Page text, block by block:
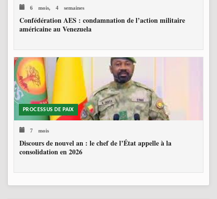
6 mois, 4 semaines
Confédération AES : condamnation de l’action militaire
américaine au Venezuela
PROCESSUS DE PAIX
7 mois
Discours de nouvel an : le chef de l’État appelle à la
consolidation en 2026